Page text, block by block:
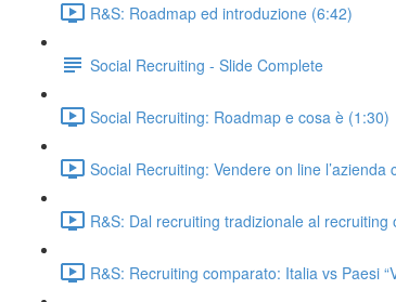
R&S: Roadmap ed introduzione (6:42)
Social Recruiting - Slide Complete
Social Recruiting: Roadmap e cosa è (1:30)
Social Recruiting: Vendere on line
R&S: Dal recruiting tradizionale al recruiting
R&S: Recruiting comparato: Italia vs Paesi